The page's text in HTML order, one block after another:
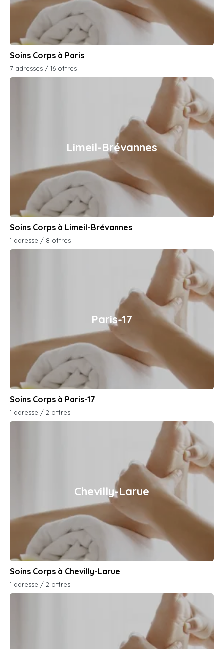
Soins Corps à Paris
7 adresses / 16 offres
Limeil-Brévannes
Soins Corps à Limeil-Brévannes
1 adresse / 8 offres
Paris-17
Soins Corps à Paris-17
1 adresse / 2 offres
Chevilly-Larue
Soins Corps à Chevilly-Larue
1 adresse / 2 offres